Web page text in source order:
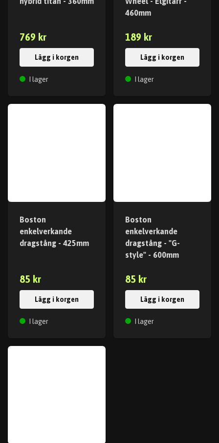
769 kr
Lägg i korgen
I lager
460mm
189 kr
Lägg i korgen
I lager
Boston
enkelverkande
dragstång - 425mm
85 kr
Lägg i korgen
I lager
Boston
enkelverkande
dragstång - "G-
style" - 600mm
85 kr
Lägg i korgen
I lager